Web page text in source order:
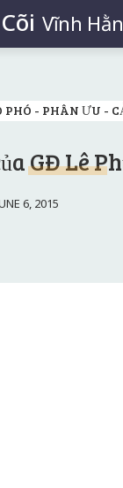
Cõi Vĩnh
PHÓ - PHÂN ƯU -
GĐ Lê
6, 2015